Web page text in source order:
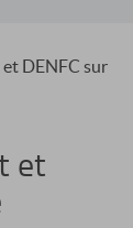
DENFC sur
et